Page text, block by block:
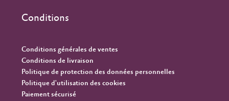
Conditions
Conditions générales de ventes
Conditions de livraison
Politique de protection des données personnelles
Politique d'utilisation des cookies
Paiement sécurisé